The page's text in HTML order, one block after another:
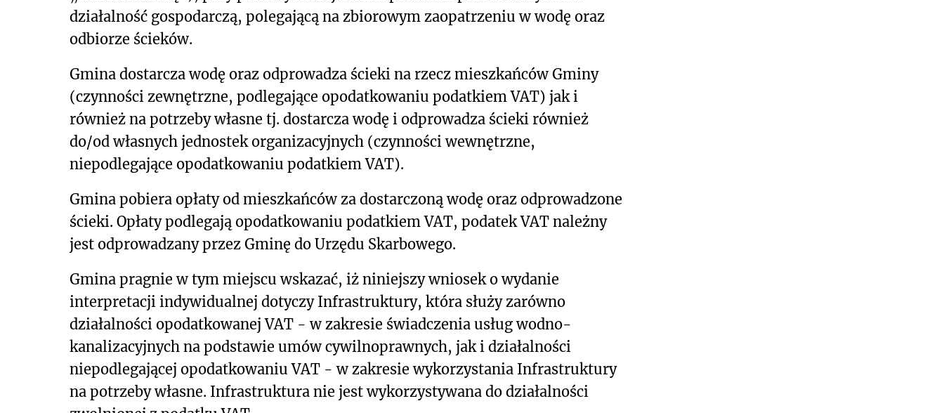
działalność gospodarczą, polegającą na zbiorowym zaopatrzeniu w wodę oraz
odbiorze ścieków.
Gmina dostarcza wodę oraz odprowadza ścieki na rzecz mieszkańców Gminy
(czynności zewnętrzne, podlegające opodatkowaniu podatkiem VAT) jak i
również na potrzeby własne tj. dostarcza wodę i odprowadza ścieki również
do/od własnych jednostek organizacyjnych (czynności wewnętrzne,
niepodlegające opodatkowaniu podatkiem VAT).
Gmina pobiera opłaty od mieszkańców za dostarczoną wodę oraz odprowadzone
ścieki. Opłaty podlegają opodatkowaniu podatkiem VAT, podatek VAT należny
jest odprowadzany przez Gminę do Urzędu Skarbowego.
Gmina pragnie w tym miejscu wskazać, iż niniejszy wniosek o wydanie
interpretacji indywidualnej dotyczy Infrastruktury, która służy zarówno
działalności opodatkowanej VAT - w zakresie świadczenia usług wodno-
kanalizacyjnych na podstawie umów cywilnoprawnych, jak i działalności
niepodlegającej opodatkowaniu VAT - w zakresie wykorzystania Infrastruktury
na potrzeby własne. Infrastruktura nie jest wykorzystywana do działalności